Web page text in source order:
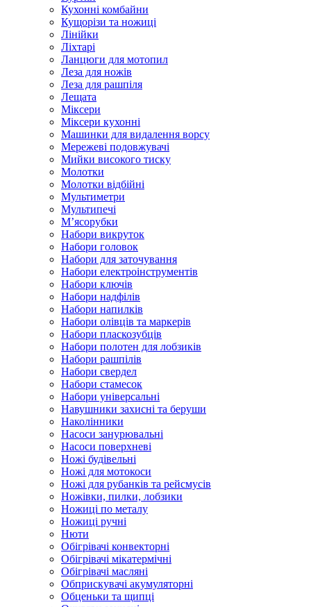
Кухонні комбайни
Кущорізи та ножиці
Лінійки
Ліхтарі
Ланцюги для мотопил
Леза для ножів
Леза для рашпіля
Лещата
Міксери
Міксери кухонні
Машинки для видалення ворсу
Мережеві подовжувачі
Мийки високого тиску
Молотки
Молотки відбійні
Мультиметри
Мультипечі
М’ясорубки
Набори викруток
Набори головок
Набори для заточування
Набори електроінструментів
Набори ключів
Набори надфілів
Набори напилків
Набори олівців та маркерів
Набори пласкозубців
Набори полотен для лобзиків
Набори рашпілів
Набори свердел
Набори стамесок
Набори універсальні
Навушники захисні та беруши
Наколінники
Насоси занурювальні
Насоси поверхневі
Ножі будівельні
Ножі для мотокоси
Ножі для рубанків та рейсмусів
Ножівки, пилки, лобзики
Ножиці по металу
Ножиці ручні
Нюти
Обігрівачі конвекторні
Обігрівачі мікатермічні
Обігрівачі масляні
Обприскувачі акумуляторні
Обценьки та щипці